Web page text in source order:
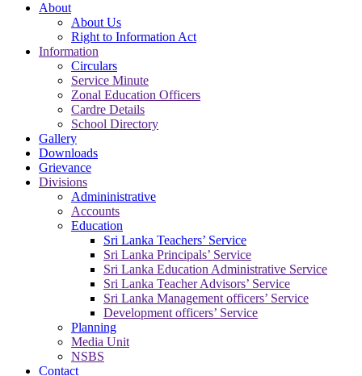
About
About Us
Right to Information Act
Information
Circulars
Service Minute
Zonal Education Officers
Cardre Details
School Directory
Gallery
Downloads
Grievance
Divisions
Admininistrative
Accounts
Education
Sri Lanka Teachers’ Service
Sri Lanka Principals’ Service
Sri Lanka Education Administrative Service
Sri Lanka Teacher Advisors’ Service
Sri Lanka Management officers’ Service
Development officers’ Service
Planning
Media Unit
NSBS
Contact